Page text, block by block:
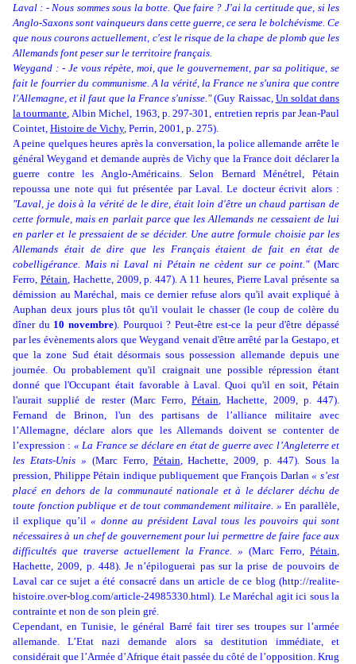
Laval : - Nous sommes sous la botte. Que faire ? J'ai la certitude que, si les
Anglo-Saxons sont vainqueurs dans cette guerre, ce sera le bolchévisme. Ce
que nous courons actuellement, c'est le risque de la chape de plomb que les
Allemands font peser sur le territoire français.
Weygand : - Je vous répète, moi, que le gouvernement, par sa politique, se
fait le fourrier du communisme. A la vérité, la France ne s'unira que contre
l'Allemagne, et il faut que la France s'unisse."(Guy Raissac, Un soldat dans
la tourmante , Albin Michel, 1963, p. 297-301, entretien repris par Jean-Paul
Cointet, Histoire de Vichy, Perrin, 2001, p. 275).
A peine quelques heures après la conversation, la police allemande arrête le
général Weygand et demande auprès de Vichy que la France doit déclarer la
guerre contre les Anglo-Américains. Selon Bernard Ménétrel, Pétain
repoussa une note qui fut présentée par Laval. Le docteur écrivit alors :
"Laval, je dois à la vérité de le dire, était loin d'être un chaud partisan de
cette formule, mais en parlait parce que les Allemands ne cessaient de lui
en parler et le pressaient de se décider. Une autre formule choisie par les
Allemands était de dire que les Français étaient de fait en état de
cobelligérance. Mais ni Laval ni Pétain ne cèdent sur ce point."(Marc
Ferro, Pétain , Hachette, 2009, p. 447). A 11 heures, Pierre Laval présente sa
démission au Maréchal, mais ce dernier refuse alors qu'il avait expliqué à
Auphan deux jours plus tôt qu'il voulait le chasser (le coup de colère du
dîner du 10 novembre). Pourquoi ? Peut-être est-ce la peur d'être dépassé
par les évènements alors que Weygand venait d'être arrêté par la Gestapo, et
que la zone Sud était désormais sous possession allemande depuis une
journée. Ou probablement qu'il craignait une possible répression étant
donné que l'Occupant était favorable à Laval. Quoi qu'il en soit, Pétain
l'aurait supplié de rester (Marc Ferro,Pétain , Hachette, 2009, p. 447).
Fernand de Brinon, l'un des partisans de l’alliance militaire avec
l’Allemagne, déclare alors que les Allemands doivent se contenter de
l’expression : « La France se déclare en état de guerre avec l’Angleterre et
les Etats-Unis » (Marc Ferro, Pétain , Hachette, 2009, p. 447). Sous la
pression, Philippe Pétain indique publiquement que François Darlan« s’est
placé en dehors de la communauté nationale et à le déclarer déchu de
toute fonction publique et de tout commandement militaire. » En parallèle,
il explique qu’il« donne au président Laval tous les pouvoirs qui sont
nécessaires à un chef de gouvernement pour lui permettre de faire face aux
difficultés que traverse actuellement la France. » (Marc Ferro,Pétain
Hachette, 2009, p. 448). Je n’épiloguerai pas sur la prise de pouvoirs de
Laval car ce sujet a été consacré dans un article de ce blog (http://realite-
histoire.over-blog.com/article-24985330.html). Le Maréchal agit ici sous la
contrainte et non de son plein gré.
Cependant, en Tunisie, le général Barré fait tirer ses troupes sur l’armée
allemande. L’Etat nazi demande alors sa destitution immédiate, et
considérait que l’Armée d’Afrique était passée du côté de l’opposition. Krug